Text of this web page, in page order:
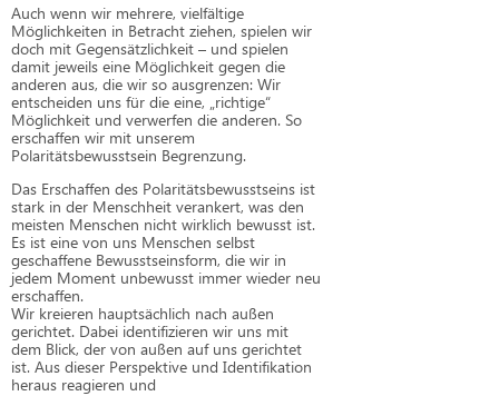
Auch wenn wir mehrere, vielfältige
Möglichkeiten in Betracht ziehen, spielen wir
doch mit Gegensätzlichkeit – und spielen
damit jeweils eine Möglichkeit gegen die
anderen aus, die wir so ausgrenzen: Wir
entscheiden uns für die eine, „richtige“
Möglichkeit und verwerfen die anderen. So
erschaffen wir mit unserem
Polaritätsbewusstsein Begrenzung.
Das Erschaffen des Polaritätsbewusstseins ist
stark in der Menschheit verankert, was den
meisten Menschen nicht wirklich bewusst ist.
Es ist eine von uns Menschen selbst
geschaffene Bewusstseinsform, die wir in
jedem Moment unbewusst immer wieder neu
erschaffen.
Wir kreieren hauptsächlich nach außen
gerichtet. Dabei identifizieren wir uns mit
dem Blick, der von außen auf uns gerichtet
ist. Aus dieser Perspektive und Identifikation
heraus reagieren und